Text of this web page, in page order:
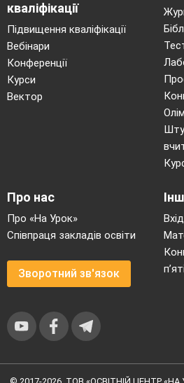
Вид заняття
урочиста
Тип заняття:
Форми
творчі
засоби
заняття:
забезпечення:
кваліфікації
Підвищення кваліфікації
Вебінари
Конференції
Курси
Вектор
Про нас
Про «На Урок»
Співпраця закладів освіти
Зворотний зв'язок